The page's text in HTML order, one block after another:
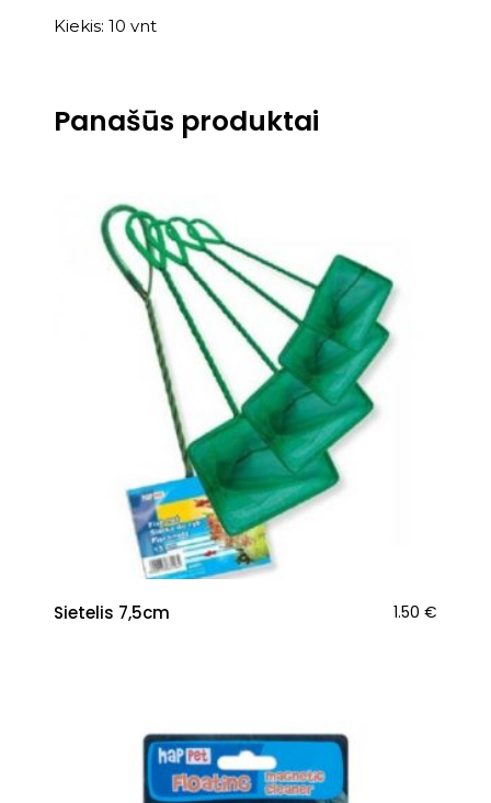
Kiekis: 10 vnt
Panašūs produktai
Sietelis 7,5cm 1.50 €